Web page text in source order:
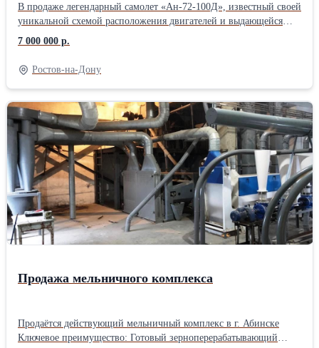
В продаже легендарный самолет «Ан-72-100Д», известный своей
уникальной схемой расположения двигателей и выдающейся
надежностью, доступен для покупки! О самолете: • Состояние:
100% лётное. Проходит регулярное обслуживание. • Ремонт:
Капремонт в 2005 году. • Ресурс: 24 000 часов / 16 000 циклов. •
Двигатели: Д-36 сер. 1. • Местонахождение: ОАЭ. • Техническое
состояние: полностью исправен, находится в лётном состоянии.
✅Этот Ан-72 — не просто самолет, а готовый инструмент для
заработка. Он способен выполнять задачи в самых суровых
условиях, от жарких пустынь до арктических широт.
✅*Стоимость: 7 000 000 USD. Серьезные покупатели могут
запросить полный пакет документов и организовать осмотр*.
Примечание: можем предоставить на продажу двигатель
«Д-30КП-2» для воздушного судна Ил-76. Свяжитесь с нами для
получения детальной информации и коммерческого
предложения менеджером по продажам Сергеем
Александровичем, по телефону: +79286626699 или электронной
почте: MIAG-modern@yandex.ru.
7 000 000 р.
Ростов-на-Дону
Продажа мельничного комплекса
Продаётся действующий мельничный комплекс в г. Абинске
Ключевое преимущество: Готовый зерноперерабатывающий